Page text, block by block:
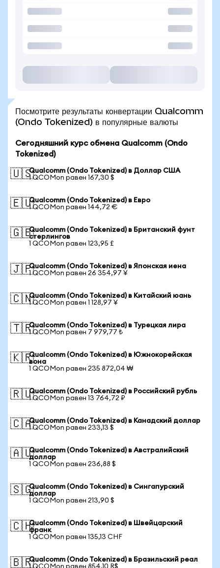
Посмотрите результаты конвертации Qualcomm
(Ondo Tokenized) в популярные валюты
Сегодняшний курс обмена Qualcomm (Ondo
Tokenized)
🇺🇸Qualcomm (Ondo Tokenized) в Доллар США
1 QCOMon равен 167,30 $
🇪🇺Qualcomm (Ondo Tokenized) в Евро
1 QCOMon равен 144,72 €
🇬🇧Qualcomm (Ondo Tokenized) в Британский фунт
стерлингов
1 QCOMon равен 123,95 £
🇯🇵Qualcomm (Ondo Tokenized) в Японская иена
1 QCOMon равен 26 354,97 ¥
🇨🇳Qualcomm (Ondo Tokenized) в Китайский юань
1 QCOMon равен 1 128,97 ¥
🇹🇷Qualcomm (Ondo Tokenized) в Турецкая лира
1 QCOMon равен 7 979,77 ₺
🇰🇷Qualcomm (Ondo Tokenized) в Южнокорейская
вона
1 QCOMon равен 235 872,04 ₩
🇷🇺Qualcomm (Ondo Tokenized) в Российский рубль
1 QCOMon равен 13 764,72 ₽
🇨🇦Qualcomm (Ondo Tokenized) в Канадский доллар
1 QCOMon равен 233,13 $
🇦🇺Qualcomm (Ondo Tokenized) в Австралийский
доллар
1 QCOMon равен 236,88 $
🇸🇬Qualcomm (Ondo Tokenized) в Сингапурский
доллар
1 QCOMon равен 213,90 $
🇨🇭Qualcomm (Ondo Tokenized) в Швейцарский
франк
1 QCOMon равен 135,13 CHF
🇧🇷Qualcomm (Ondo Tokenized) в Бразильский реал
1 QCOMon равен 854,10 R$